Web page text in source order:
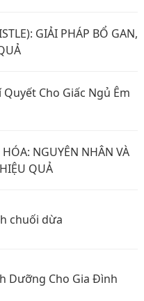
GIẢI PHÁP BỔ GAN,
Cho Giấc Ngủ Êm
NGUYÊN NHÂN VÀ
QUẢ
chuối dừa
Dưỡng Cho Gia Đình